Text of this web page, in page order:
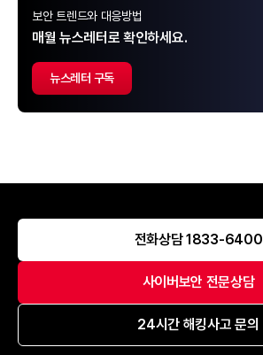
보안 트렌드와 대응방법
매월 뉴스레터로 확인하세요.
뉴스레터 구독
전화상담 1833-6400
사이버보안 전문상담
24시간 해킹사고 문의